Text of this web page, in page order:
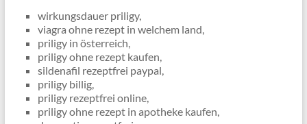
wirkungsdauer priligy,
viagra ohne rezept in welchem land,
priligy in österreich,
priligy ohne rezept kaufen,
sildenafil rezeptfrei paypal,
priligy billig,
priligy rezeptfrei online,
priligy ohne rezept in apotheke kaufen,